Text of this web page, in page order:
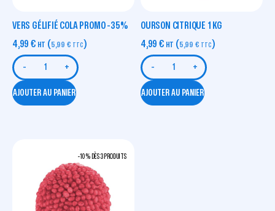
VERS GÉLIFIÉ COLA PROMO -35%
4,99 € HT (5,99 € TTC)
- +
AJOUTER AU PANIER
OURSON CITRIQUE 1 KG
4,99 € HT (5,99 € TTC)
- +
AJOUTER AU PANIER
-10 % DÈS 3 PRODUITS